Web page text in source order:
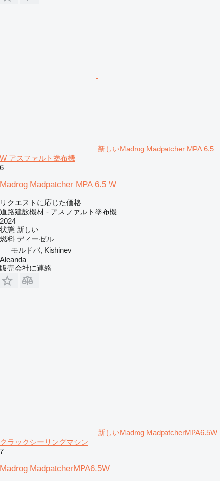
新しいMadrog Madpatcher MPA 6.5
W アスファルト塗布機
6
Madrog Madpatcher MPA 6.5 W
リクエストに応じた価格
道路建設機材 - アスファルト塗布機
2024
状態 新しい
燃料 ディーゼル
モルドバ, Kishinev
Aleanda
販売会社に連絡
新しいMadrog MadpatcherMPA6.5W
クラックシーリングマシン
7
Madrog MadpatcherMPA6.5W